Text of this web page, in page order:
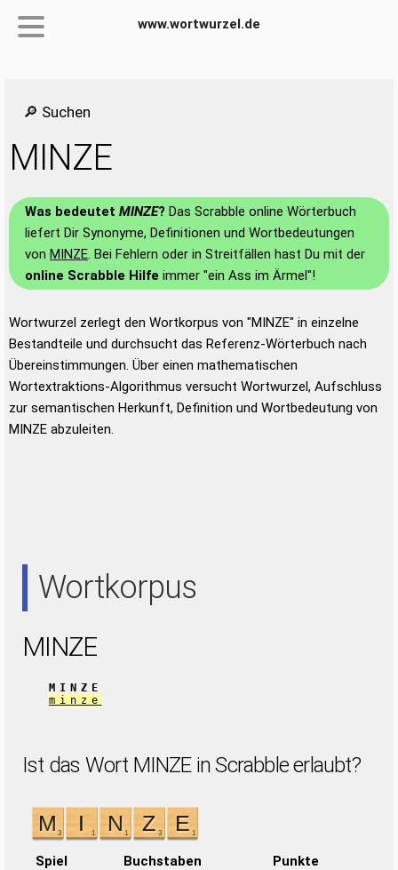
www.wortwurzel.de
🔎 Suchen
MINZE
Was bedeutet MINZE? Das Scrabble online Wörterbuch
liefert Dir Synonyme, Definitionen und Wortbedeutungen
von MINZE. Bei Fehlern oder in Streitfällen hast Du mit der
online Scrabble Hilfe immer "ein Ass im Ärmel"!
Wortwurzel zerlegt den Wortkorpus von "MINZE" in einzelne
Bestandteile und durchsucht das Referenz-Wörterbuch nach
Übereinstimmungen. Über einen mathematischen
Wortextraktions-Algorithmus versucht Wortwurzel, Aufschluss
zur semantischen Herkunft, Definition und Wortbedeutung von
MINZE abzuleiten.
Wortkorpus
MINZE
MINZE
minze
Ist das Wort MINZE in Scrabble erlaubt?
Spiel Buchstaben Punkte